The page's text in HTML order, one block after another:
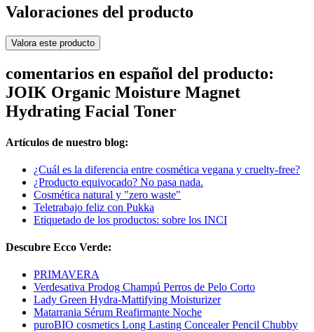
Valoraciones del producto
Valora este producto
comentarios en español del producto:
JOIK Organic Moisture Magnet
Hydrating Facial Toner
Artículos de nuestro blog:
¿Cuál es la diferencia entre cosmética vegana y cruelty-free?
¿Producto equivocado? No pasa nada.
Cosmética natural y "zero waste"
Teletrabajo feliz con Pukka
Etiquetado de los productos: sobre los INCI
Descubre Ecco Verde:
PRIMAVERA
Verdesativa Prodog Champú Perros de Pelo Corto
Lady Green Hydra-Mattifying Moisturizer
Matarrania Sérum Reafirmante Noche
puroBIO cosmetics Long Lasting Concealer Pencil Chubby